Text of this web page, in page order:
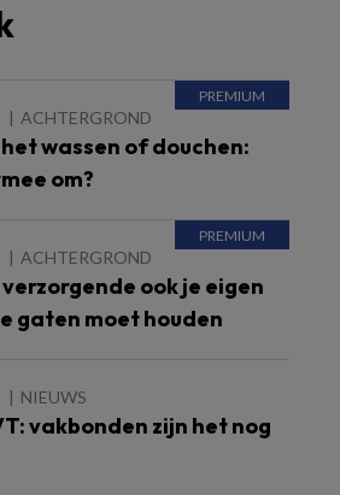
ACHTERGROND
wassen of douchen:
om?
ACHTERGROND
ook je eigen
gaten moet houden
NIEUWS
vakbonden zijn het nog